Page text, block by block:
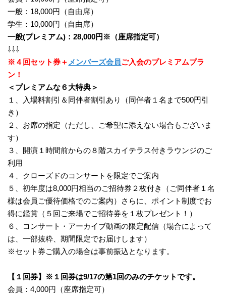
一般：18,000円（自由席）
学生：10,000円（自由席）
一般(プレミアム)：28,000円※（座席指定可）
⇩⇩⇩
※４回セット券＋ メンバーズ会員ご入会のプレミアムプラ
ン！
＜プレミアムな６大特典＞
１、入場料割引＆同伴者割引あり（同伴者１名まで500円引
き）
２、お席の指定（ただし、ご希望に添えない場合もございま
す）
３、開演１時間前からの８階スカイテラス付きラウンジのご
利用
４、クローズドのコンサートを限定でご案内
５、初年度は8,000円相当のご招待券２枚付き（ご同伴者１名
様は会員ご優待価格でのご案内）さらに、ポイント制度でお
得に鑑賞（５回ご来場でご招待券を１枚プレゼント！）
６、コンサート・アーカイブ動画の限定配信（場合によって
は、一部抜粋、期間限定でお届けします）
※セット券ご購入の場合は事前振込となります。
【１回券】※１回券は9/17の第1回のみのチケットです。
会員：4,000円（座席指定可）